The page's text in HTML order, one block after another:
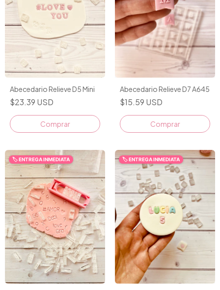
Abecedario Relieve D5 Mini
$23.39 USD
Abecedario Relieve D7 A645
$15.59 USD
Comprar
🏷️ ENTREGA INMEDIATA 🏷️ ENTREGA INMEDIATA